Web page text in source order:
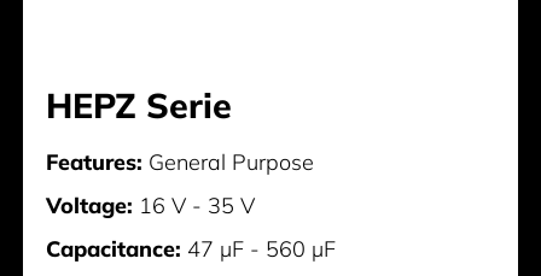
HEPZ Serie
Features: General Purpose
Voltage: 16 V - 35 V
Capacitance: 47 µF - 560 µF